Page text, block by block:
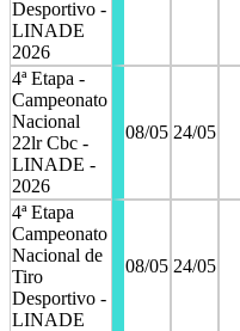
Desportivo -
LINADE
2026
4ª Etapa -
Campeonato
Nacional
22lr Cbc -
LINADE -
2026
08/05 24/05
4ª Etapa
Campeonato
Nacional de
Tiro
Desportivo -
LINADE
08/05 24/05